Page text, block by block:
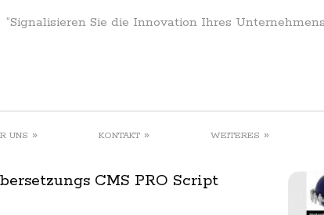
“Signalisieren Sie die Innovation Ihres
UNS » KONTAKT » WEITERES »
CMS PRO Script